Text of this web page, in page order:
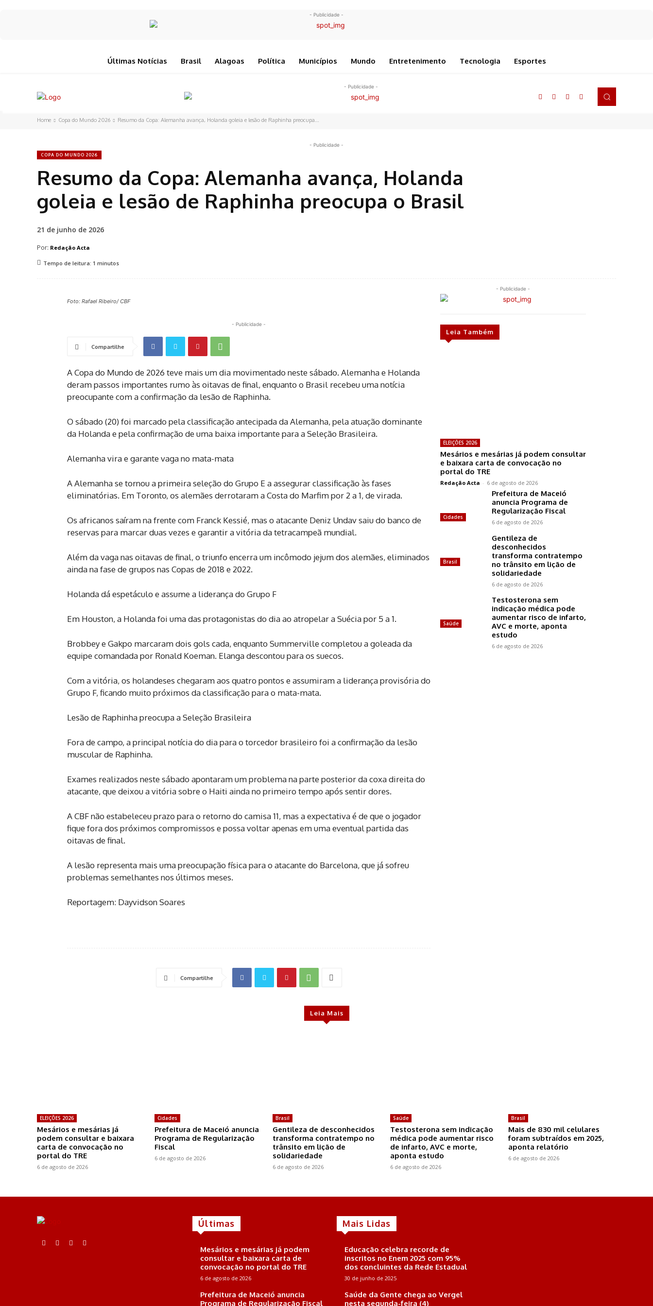
- Publicidade -
Últimas Notícias Brasil Alagoas Política Municípios Mundo Entretenimento Tecnologia Esportes
- Publicidade -
Home Copa do Mundo 2026 Resumo da Copa: Alemanha avança, Holanda goleia e lesão de Raphinha preocupa...
- Publicidade -
COPA DO MUNDO 2026
Resumo da Copa: Alemanha avança, Holanda
goleia e lesão de Raphinha preocupa o Brasil
21 de junho de 2026
Por: Redação Acta
Tempo de leitura: 1 minutos
Foto: Rafael Ribeiro/ CBF
- Publicidade -
Compartilhe
A Copa do Mundo de 2026 teve mais um dia movimentado neste sábado. Alemanha e Holanda
deram passos importantes rumo às oitavas de final, enquanto o Brasil recebeu uma notícia
preocupante com a confirmação da lesão de Raphinha.
O sábado (20) foi marcado pela classificação antecipada da Alemanha, pela atuação dominante
da Holanda e pela confirmação de uma baixa importante para a Seleção Brasileira.
Alemanha vira e garante vaga no mata-mata
A Alemanha se tornou a primeira seleção do Grupo E a assegurar classificação às fases
eliminatórias. Em Toronto, os alemães derrotaram a Costa do Marfim por 2 a 1, de virada.
Os africanos saíram na frente com Franck Kessié, mas o atacante Deniz Undav saiu do banco de
reservas para marcar duas vezes e garantir a vitória da tetracampeã mundial.
Além da vaga nas oitavas de final, o triunfo encerra um incômodo jejum dos alemães, eliminados
ainda na fase de grupos nas Copas de 2018 e 2022.
Holanda dá espetáculo e assume a liderança do Grupo F
Em Houston, a Holanda foi uma das protagonistas do dia ao atropelar a Suécia por 5 a 1.
Brobbey e Gakpo marcaram dois gols cada, enquanto Summerville completou a goleada da
equipe comandada por Ronald Koeman. Elanga descontou para os suecos.
Com a vitória, os holandeses chegaram aos quatro pontos e assumiram a liderança provisória do
Grupo F, ficando muito próximos da classificação para o mata-mata.
Lesão de Raphinha preocupa a Seleção Brasileira
Fora de campo, a principal notícia do dia para o torcedor brasileiro foi a confirmação da lesão
muscular de Raphinha.
Exames realizados neste sábado apontaram um problema na parte posterior da coxa direita do
atacante, que deixou a vitória sobre o Haiti ainda no primeiro tempo após sentir dores.
A CBF não estabeleceu prazo para o retorno do camisa 11, mas a expectativa é de que o jogador
fique fora dos próximos compromissos e possa voltar apenas em uma eventual partida das
oitavas de final.
A lesão representa mais uma preocupação física para o atacante do Barcelona, que já sofreu
problemas semelhantes nos últimos meses.
Reportagem: Dayvidson Soares
Compartilhe
- Publicidade -
Leia Também
ELEIÇÕES 2026
Mesários e mesárias já podem consultar
e baixara carta de convocação no
portal do TRE
Redação Acta - 6 de agosto de 2026
Cidades
Prefeitura de Maceió
anuncia Programa de
Regularização Fiscal
6 de agosto de 2026
Brasil
Gentileza de
desconhecidos
transforma contratempo
no trânsito em lição de
solidariedade
6 de agosto de 2026
Saúde
Testosterona sem
indicação médica pode
aumentar risco de infarto,
AVC e morte, aponta
estudo
6 de agosto de 2026
Leia Mais
ELEIÇÕES 2026
Mesários e mesárias já
podem consultar e baixara
carta de convocação no
portal do TRE
6 de agosto de 2026
Cidades
Prefeitura de Maceió anuncia
Programa de Regularização
Fiscal
6 de agosto de 2026
Brasil
Gentileza de desconhecidos
transforma contratempo no
trânsito em lição de
solidariedade
6 de agosto de 2026
Saúde
Testosterona sem indicação
médica pode aumentar risco
de infarto, AVC e morte,
aponta estudo
6 de agosto de 2026
Brasil
Mais de 830 mil celulares
foram subtraídos em 2025,
aponta relatório
6 de agosto de 2026
Últimas
Mesários e mesárias já podem
consultar e baixara carta de
convocação no portal do TRE
6 de agosto de 2026
Prefeitura de Maceió anuncia
Programa de Regularização Fiscal
Mais Lidas
Educação celebra recorde de
inscritos no Enem 2025 com 95%
dos concluintes da Rede Estadual
30 de junho de 2025
Saúde da Gente chega ao Vergel
nesta segunda-feira (4)